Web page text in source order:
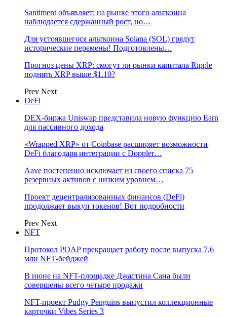
Santiment объявляет: на рынке этого альткоина
наблюдается сдержанный рост, но…
Для устоявшегося альткоина Solana (SOL) грядут
исторические перемены! Подготовлены…
Прогноз цены XRP: смогут ли рынки капитала Ripple
поднять XRP выше $1.10?
Prev Next
DeFi
DEX-биржа Uniswap представила новую функцию Earn
для пассивного дохода
«Wrapped XRP» от Coinbase расширяет возможности
DeFi благодаря интеграции с Doppler…
Aave постепенно исключает из своего списка 75
резервных активов с низким уровнем…
Проект децентрализованных финансов (DeFi)
продолжает выкуп токенов! Вот подробности
Prev Next
NFT
Протокол POAP прекращает работу после выпуска 7,6
млн NFT‑бейджей
В июне на NFT-площадке Джастина Сана были
совершены всего четыре продажи
NFT-проект Pudgy Penguins выпустил коллекционные
карточки Vibes Series 3